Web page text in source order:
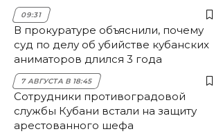
09:31
В прокуратуре объяснили, почему
суд по делу об убийстве кубанских
аниматоров длился 3 года
7 АВГУСТА В 18:45
Сотрудники противоградовой
службы Кубани встали на защиту
арестованного шефа